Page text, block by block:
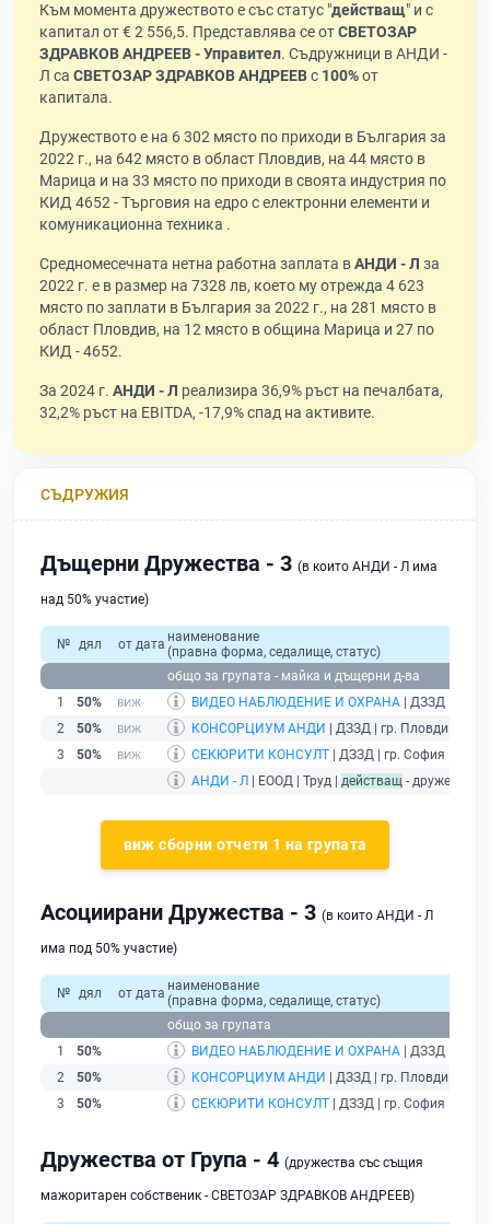
Към момента дружеството е със статус "действащ" и с
капитал от € 2 556,5. Представлява се отСВЕТОЗАР
ЗДРАВКОВ АНДРЕЕВ - Управител. Съдружници в АНДИ -
Л са СВЕТОЗАР ЗДРАВКОВ АНДРЕЕВс 100%от
капитала.
Дружеството е на 6 302 място по приходи в България за
2022 г., на 642 място в област Пловдив, на 44 място в
Марица и на 33 място по приходи в своята индустрия по
КИД 4652 - Търговия на едро с електронни елементи и
комуникационна техника .
Средномесечната нетна работна заплата вАНДИ - Л за
2022 г. е в размер на 7328 лв, което му отрежда 4 623
място по заплати в България за 2022 г., на 281 място в
област Пловдив, на 12 място в община Марица и 27 по
КИД - 4652.
За 2024 г. АНДИ - Л реализира 36,9% ръст на печалбата,
32,2% ръст на EBITDA, -17,9% спад на активите.
СЪДРУЖИЯ
Дъщерни Дружества - 3 (в които АНДИ - Л има
над 50% участие)
№ дял от дата наименование
(правна форма, седалище, статус)
общо за групата - майка и дъщерни д-ва
1
50% ВИДЕО НАБЛЮДЕНИЕ И ОХРАНА | ДЗЗД | гр.
2
50% КОНСОРЦИУМ АНДИ | ДЗЗД | гр. Пловдив |
3
50% СЕКЮРИТИ КОНСУЛТ | ДЗЗД | гр. София |
АНДИ - Л | ЕООД | Труд | действащ - дружество
виж сборни отчети 1 на групата
Асоциирани Дружества - 3 (в които АНДИ - Л
има под 50% участие)
№ дял от дата наименование
(правна форма, седалище, статус)
общо за групата
1
50% ВИДЕО НАБЛЮДЕНИЕ И ОХРАНА | ДЗЗД | гр.
2
50% КОНСОРЦИУМ АНДИ | ДЗЗД | гр. Пловдив |
3
50% СЕКЮРИТИ КОНСУЛТ | ДЗЗД | гр. София |
Дружества от Група - 4 (дружества със същия
мажоритарен собственик - СВЕТОЗАР ЗДРАВКОВ АНДРЕЕВ)